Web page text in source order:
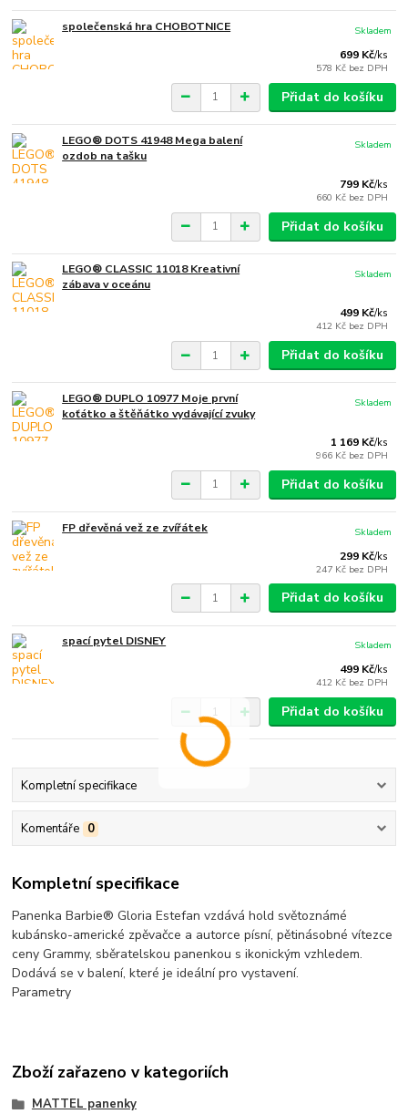
společenská hra CHOBOTNICE
699 Kč/ks
578 Kč bez DPH
Skladem
Přidat do košíku
LEGO® DOTS 41948 Mega balení
ozdob na tašku
799 Kč/ks
660 Kč bez DPH
Skladem
Přidat do košíku
LEGO® CLASSIC 11018 Kreativní
zábava v oceánu
499 Kč/ks
412 Kč bez DPH
Skladem
Přidat do košíku
LEGO® DUPLO 10977 Moje první
koťátko a štěňátko vydávající zvuky
1 169 Kč/ks
966 Kč bez DPH
Skladem
Přidat do košíku
FP dřevěná vež ze zvířátek
299 Kč/ks
247 Kč bez DPH
Skladem
Přidat do košíku
spací pytel DISNEY
499 Kč/ks
412 Kč bez DPH
Skladem
Přidat do košíku
Kompletní specifikace
Komentáře 0
Kompletní specifikace
Panenka Barbie® Gloria Estefan vzdává hold světoznámé
kubánsko-americké zpěvačce a autorce písní, pětinásobné vítezce
ceny Grammy, sběratelskou panenkou s ikonickým vzhledem.
Dodává se v balení, které je ideální pro vystavení.
Parametry
Zboží zařazeno v kategoriích
MATTEL panenky